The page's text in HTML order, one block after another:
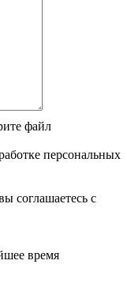
файл
персональных
соглашаетесь с
время